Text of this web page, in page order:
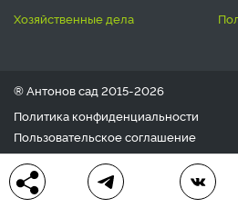
хозяйственные дела
® Антонов сад 2015-2026
Политика конфиденциальности
Пользовательское соглашение
Другие наши проекты:Сканворды
Любое использование материала
письменного согласия редакции